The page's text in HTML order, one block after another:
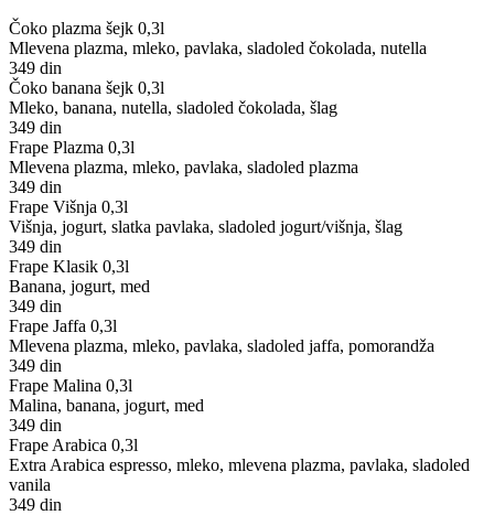
Čoko plazma šejk 0,3l
Mlevena plazma, mleko, pavlaka, sladoled čokolada, nutella
349 din
Čoko banana šejk 0,3l
Mleko, banana, nutella, sladoled čokolada, šlag
349 din
Frape Plazma 0,3l
Mlevena plazma, mleko, pavlaka, sladoled plazma
349 din
Frape Višnja 0,3l
Višnja, jogurt, slatka pavlaka, sladoled jogurt/višnja, šlag
349 din
Frape Klasik 0,3l
Banana, jogurt, med
349 din
Frape Jaffa 0,3l
Mlevena plazma, mleko, pavlaka, sladoled jaffa, pomorandža
349 din
Frape Malina 0,3l
Malina, banana, jogurt, med
349 din
Frape Arabica 0,3l
Extra Arabica espresso, mleko, mlevena plazma, pavlaka, sladoled
vanila
349 din